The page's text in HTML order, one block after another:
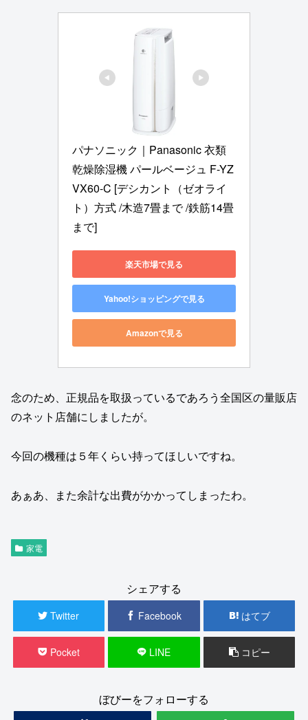
パナソニック｜Panasonic 衣類
乾燥除湿機 パールベージュ F-YZ
VX60-C [デシカント（ゼオライ
ト）方式 /木造7畳まで /鉄筋14畳
まで]
楽天市場で見る
Yahoo!ショッピングで見る
Amazonで見る
念のため、正規品を取扱っているであろう全国区の量販店
のネット店舗にしましたが。
今回の機種は５年くらい持ってほしいですね。
あぁあ、また余計な出費がかかってしまったわ。
家電
シェアする
Twitter Facebook はてブ
Pocket LINE コピー
ぼびーをフォローする